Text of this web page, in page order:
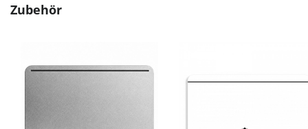
Produktgalerie überspringen
Zubehör